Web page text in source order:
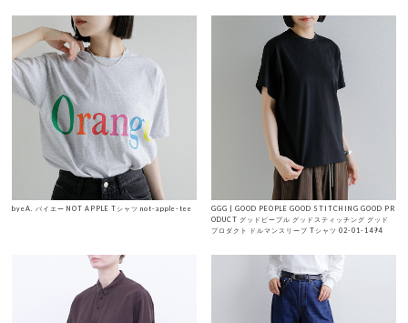
byeA. バイエー NOT APPLE Tシャツ not-apple-tee
GGG | GOOD PEOPLE GOOD STITCHING GOOD PR
ODUCT グッドピープル グッドスティッチング グッド
プロダクト ドルマンスリーブ Tシャツ 02-01-1494